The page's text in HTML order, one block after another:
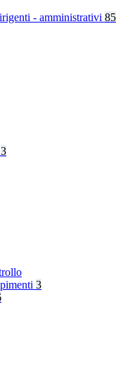
- amministrativi 85
3
3